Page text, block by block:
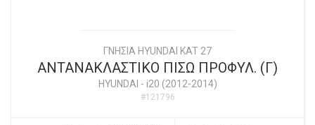
ΓΝΗΣΙΑ HYUNDAI KAT 27
ΑΝΤΑΝΑΚΛΑΣΤΙΚΟ ΠΙΣΩ ΠΡΟΦΥΛ. (Γ)
HYUNDAI - i20 (2012-2014)
#121796